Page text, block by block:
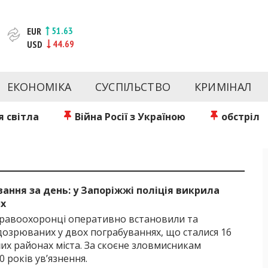
та веб-сайт новин міста Запоріжжя. Кожен день ми
та особи Запоріжжя. INFORM.ZP.UA публікує
EUR
51.63
USD
44.69
ЕКОНОМІКА СУСПІЛЬСТВО КРИМІНАЛ
світла Війна Росії з Україною обстріл
за день: у Запоріжжі поліція викрила
оперативно встановили та
у двох пограбуваннях, що сталися 16
районах міста. За скоєне зловмисникам
років ув’язнення.